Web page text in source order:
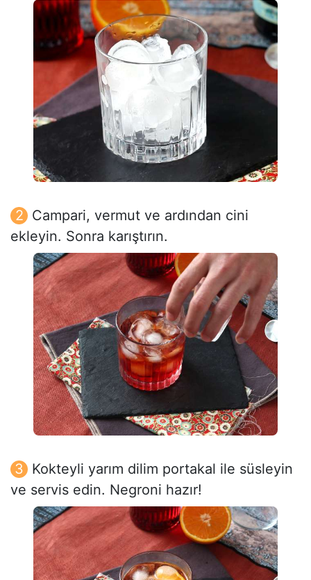
Campari, vermut ve ardından cini
ekleyin. Sonra karıştırın.
Kokteyli yarım dilim portakal ile süsleyin
ve servis edin. Negroni hazır!